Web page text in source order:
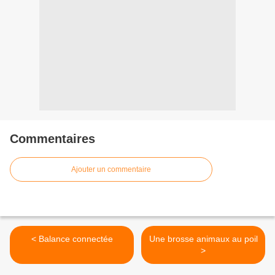
Commentaires
Ajouter un commentaire
< Balance connectée
Une brosse animaux au poil
>